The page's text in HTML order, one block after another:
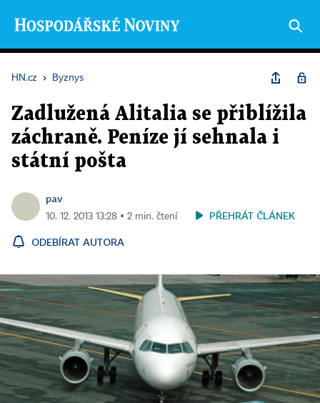
HN.cz › Byznys
Zadlužená Alitalia se přiblížila
záchraně. Peníze jí sehnala i
státní pošta
pav
10. 12. 2013 13:28 ▪ 2 min. čtení PŘEHRÁT ČLÁNEK
ODEBÍRAT AUTORA